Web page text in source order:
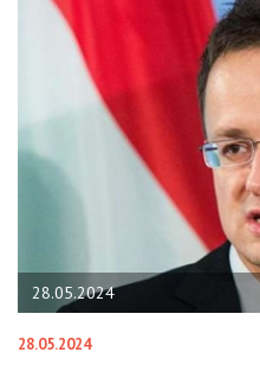
28.05.2024
28.05.2024